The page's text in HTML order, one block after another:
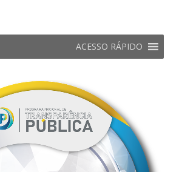
ACESSO RÁPIDO